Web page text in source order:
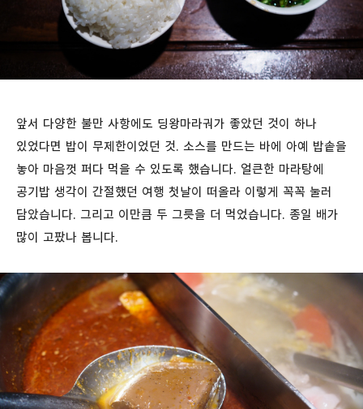
앞서 다양한 불만 사항에도 딩왕마라궈가 좋았던 것이 하나
있었다면 밥이 무제한이었던 것. 소스를 만드는 바에 아예 밥솥을
놓아 마음껏 퍼다 먹을 수 있도록 했습니다. 얼큰한 마라탕에
공기밥 생각이 간절했던 여행 첫날이 떠올라 이렇게 꼭꼭 눌러
담았습니다. 그리고 이만큼 두 그릇을 더 먹었습니다. 종일 배가
많이 고팠나 봅니다.